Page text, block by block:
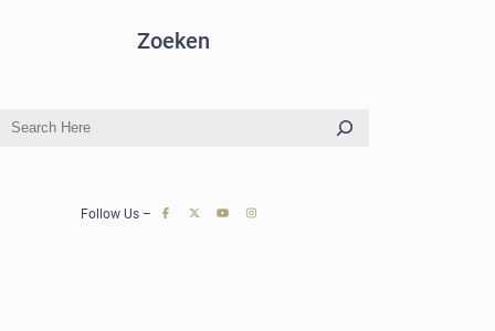
Zoeken
Follow Us –